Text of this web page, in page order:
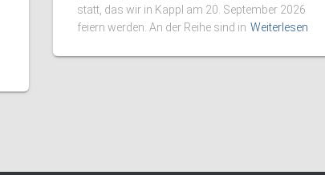
statt, das wir in Kappl am 20. September 2026
feiern werden. An der Reihe sind in Weiterlesen